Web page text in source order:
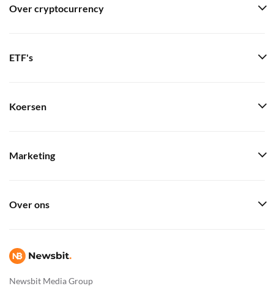
Newsbit Media Group
Over cryptocurrency
ETF's
Koersen
Marketing
Over ons